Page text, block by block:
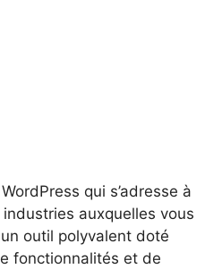
qui s’adresse à
auxquelles vous
un outil polyvalent doté
fonctionnalités et de